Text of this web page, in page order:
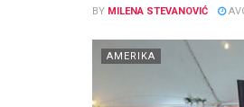
BY MILENA STEVANOVIĆ
AMERIKA